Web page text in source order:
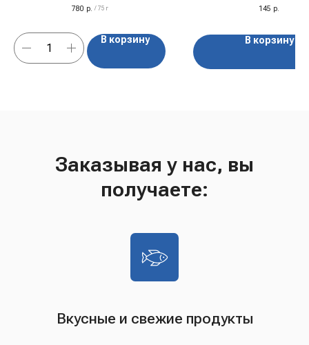
приготовить ужин быстро, вкусно и с пользой.
780 р. / 75 г
В корзину
145 р.
В корзину
Заказывая у нас, вы
получаете:
Вкусные и свежие продукты